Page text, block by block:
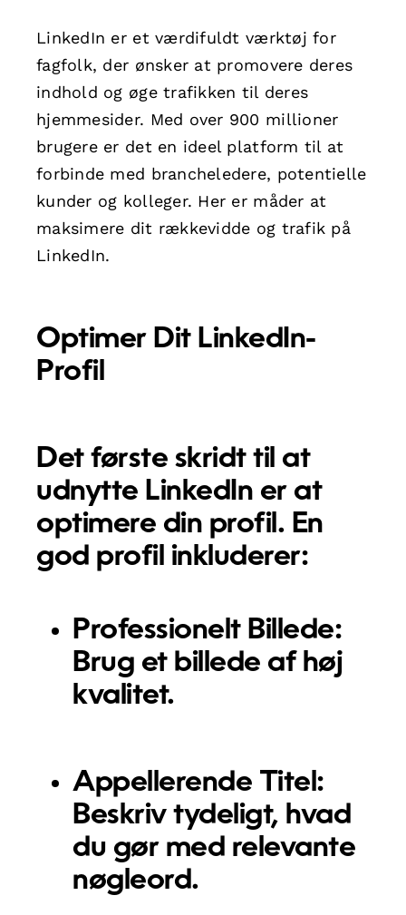
LinkedIn er et værdifuldt værktøj for
fagfolk, der ønsker at promovere deres
indhold og øge trafikken til deres
hjemmesider. Med over 900 millioner
brugere er det en ideel platform til at
forbinde med brancheledere, potentielle
kunder og kolleger. Her er måder at
maksimere dit rækkevidde og trafik på
LinkedIn.
Optimer Dit LinkedIn-
Profil
Det første skridt til at
udnytte LinkedIn er at
optimere din profil. En
god profil inkluderer:
Professionelt Billede:
Brug et billede af høj
kvalitet.
Appellerende Titel:
Beskriv tydeligt, hvad
du gør med relevante
nøgleord.